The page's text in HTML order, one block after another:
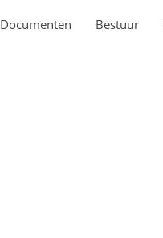
Documenten Bestuur